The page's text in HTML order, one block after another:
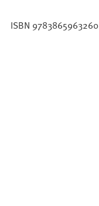
ISBN 9783865963260